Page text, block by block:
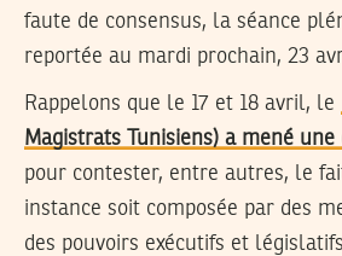
faute de consensus, la séance
reportée au mardi prochain, 23
Rappelons que le 17 et 18 avril, le
Magistrats Tunisiens) a mené
pour contester, entre autres, le
instance soit composée par des
des pouvoirs exécutifs et